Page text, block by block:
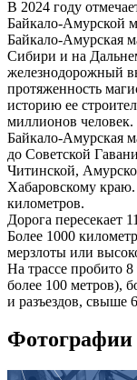
В 2024 году
Байкало-Амурской
Байкало-Амурская
Сибири и на
железнодорожный
протяженность
историю ее
миллионов человек.
Байкало-Амурская
до Советской
Читинской,
Хабаровскому
километров.
Дорога пересекает
Более 1000
мерзлоты или
На трассе пробито
более 100 метров),
и разъездов, свыше
Фотографии